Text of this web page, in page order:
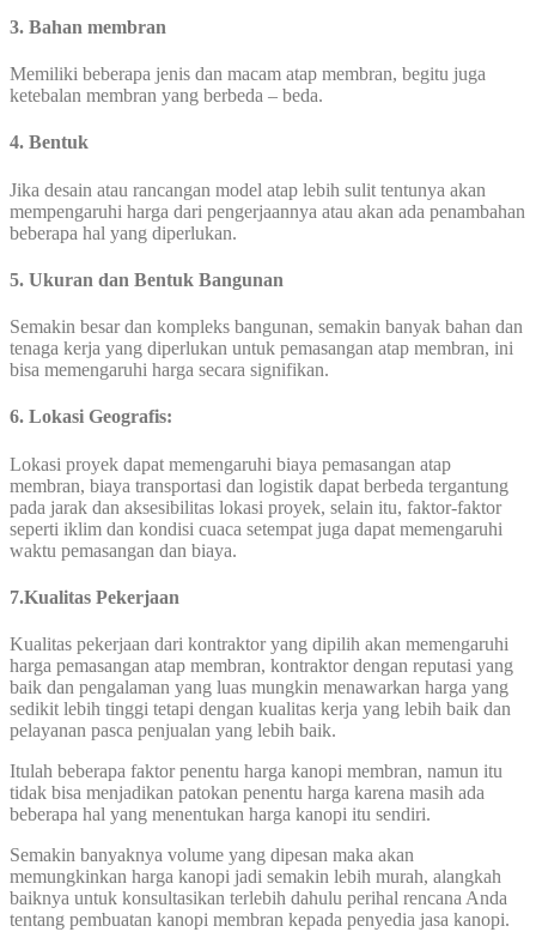
3. Bahan membran
Memiliki beberapa jenis dan macam atap membran, begitu juga
ketebalan membran yang berbeda – beda.
4. Bentuk
Jika desain atau rancangan model atap lebih sulit tentunya akan
mempengaruhi harga dari pengerjaannya atau akan ada penambahan
beberapa hal yang diperlukan.
5. Ukuran dan Bentuk Bangunan
Semakin besar dan kompleks bangunan, semakin banyak bahan dan
tenaga kerja yang diperlukan untuk pemasangan atap membran, ini
bisa memengaruhi harga secara signifikan.
6. Lokasi Geografis:
Lokasi proyek dapat memengaruhi biaya pemasangan atap
membran, biaya transportasi dan logistik dapat berbeda tergantung
pada jarak dan aksesibilitas lokasi proyek, selain itu, faktor-faktor
seperti iklim dan kondisi cuaca setempat juga dapat memengaruhi
waktu pemasangan dan biaya.
7.Kualitas Pekerjaan
Kualitas pekerjaan dari kontraktor yang dipilih akan memengaruhi
harga pemasangan atap membran, kontraktor dengan reputasi yang
baik dan pengalaman yang luas mungkin menawarkan harga yang
sedikit lebih tinggi tetapi dengan kualitas kerja yang lebih baik dan
pelayanan pasca penjualan yang lebih baik.
Itulah beberapa faktor penentu harga kanopi membran, namun itu
tidak bisa menjadikan patokan penentu harga karena masih ada
beberapa hal yang menentukan harga kanopi itu sendiri.
Semakin banyaknya volume yang dipesan maka akan
memungkinkan harga kanopi jadi semakin lebih murah, alangkah
baiknya untuk konsultasikan terlebih dahulu perihal rencana Anda
tentang pembuatan kanopi membran kepada penyedia jasa kanopi.